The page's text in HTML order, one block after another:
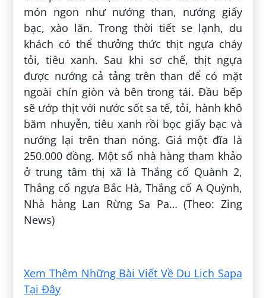
món ngon như nướng than, nướng giấy
bạc, xào lăn. Trong thời tiết se lạnh, du
khách có thể thưởng thức thịt ngựa cháy
tỏi, tiêu xanh. Sau khi sơ chế, thịt ngựa
được nướng cả tảng trên than để có mặt
ngoài chín giòn và bên trong tái. Đầu bếp
sẽ ướp thịt với nước sốt sa tế, tỏi, hành khô
băm nhuyễn, tiêu xanh rồi bọc giấy bạc và
nướng lại trên than nóng. Giá một đĩa là
250.000 đồng. Một số nhà hàng tham khảo
ở trung tâm thị xã là Thắng cố Quành 2,
Thắng cố ngựa Bắc Hà, Thắng cố A Quỳnh,
Nhà hàng Lan Rừng Sa Pa… (Theo: Zing
News)
Xem Thêm Những Bài Viết Về Du Lịch Sapa
Tại Đây